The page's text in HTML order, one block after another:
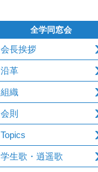
全学同窓会
会長挨拶
沿革
組織
会則
Topics
学生歌・逍遥歌